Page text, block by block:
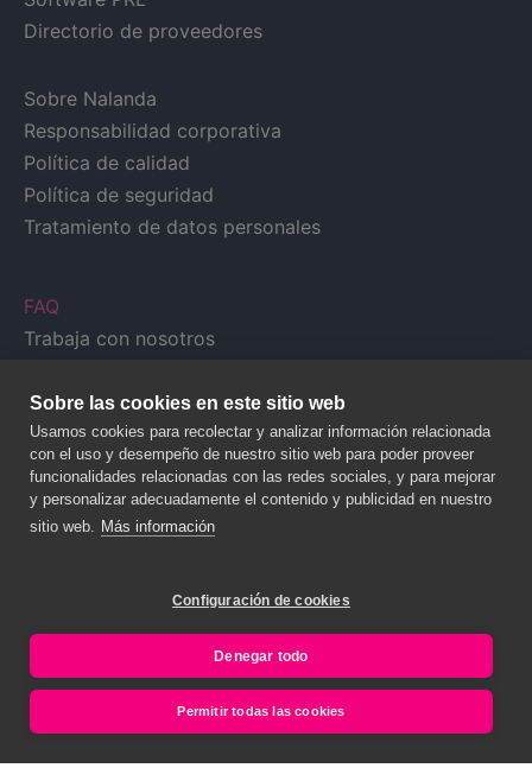
Directorio de proveedores
Sobre Nalanda
Responsabilidad corporativa
Política de calidad
Política de seguridad
Tratamiento de datos personales
FAQ
Trabaja con nosotros
Email:gestionacontratas@onceforall.com
© 2020 NALANDA GLOBAL, S.A. – Todos los derechos reservados.
Legal y Privacy
Sobre las cookies en este sitio web
Usamos cookies para recolectar y analizar información relacionada
con el uso y desempeño de nuestro sitio web para poder proveer
funcionalidades relacionadas con las redes sociales, y para mejorar
y personalizar adecuadamente el contenido y publicidad en nuestro
sitio web. Más información
Configuración de cookies
Denegar todo
Permitir todas las cookies